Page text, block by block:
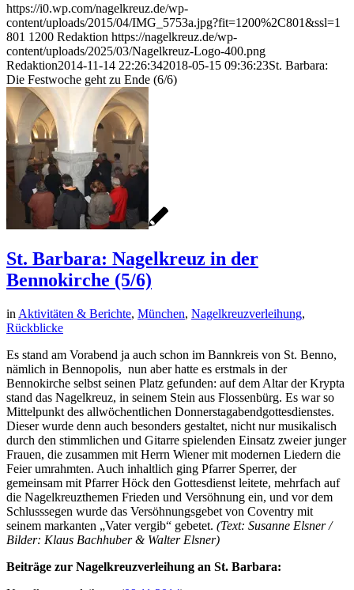
https://i0.wp.com/nagelkreuz.de/wp-
content/uploads/2015/04/IMG_5753a.jpg?fit=1200%2C801&ssl=1
801 1200 Redaktion https://nagelkreuz.de/wp-
content/uploads/2025/03/Nagelkreuz-Logo-400.png
Redaktion2014-11-14 22:26:342018-05-15 09:36:23St. Barbara:
Die Festwoche geht zu Ende (6/6)
St. Barbara: Nagelkreuz in der
Bennokirche (5/6)
in Aktivitäten & Berichte, München, Nagelkreuzverleihung,
Rückblicke
Es stand am Vorabend ja auch schon im Bannkreis von St. Benno,
nämlich in Bennopolis, nun aber hatte es erstmals in der
Bennokirche selbst seinen Platz gefunden: auf dem Altar der Krypta
stand das Nagelkreuz, in seinem Stein aus Flossenbürg. Es war so
Mittelpunkt des allwöchentlichen Donnerstagabendgottesdienstes.
Dieser wurde denn auch besonders gestaltet, nicht nur musikalisch
durch den stimmlichen und Gitarre spielenden Einsatz zweier junger
Frauen, die zusammen mit Herrn Wiener mit modernen Liedern die
Feier umrahmten. Auch inhaltlich ging Pfarrer Sperrer, der
gemeinsam mit Pfarrer Höck den Gottesdienst leitete, mehrfach auf
die Nagelkreuzthemen Frieden und Versöhnung ein, und vor dem
Schlusssegen wurde das Versöhnungsgebet von Coventry mit
seinem markanten „Vater vergib“ gebetet. (Text: Susanne Elsner /
Bilder: Klaus Bachhuber & Walter Elsner)
Beiträge zur Nagelkreuzverleihung an St. Barbara: